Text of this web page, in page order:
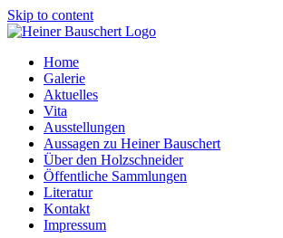
Skip to content
Home
Galerie
Aktuelles
Vita
Ausstellungen
Aussagen zu Heiner Bauschert
Über den Holzschneider
Öffentliche Sammlungen
Literatur
Kontakt
Impressum